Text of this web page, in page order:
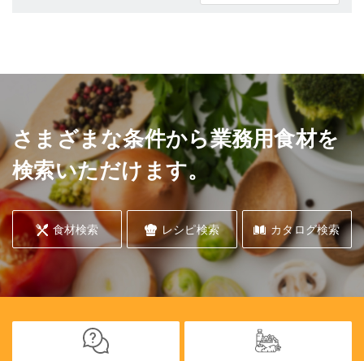
さまざまな条件から業務用食材を
検索いただけます。
食材検索 レシピ検索 カタログ検索